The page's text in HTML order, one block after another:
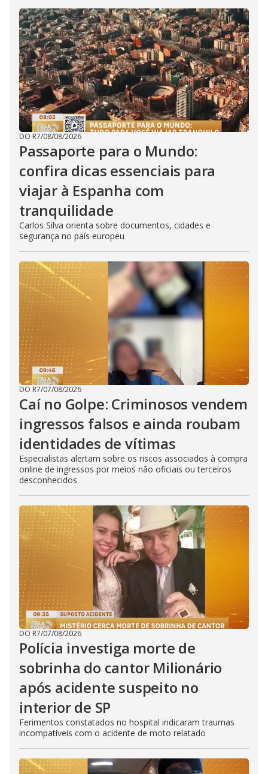
DO R7/08/08/2026
Passaporte para o Mundo:
confira dicas essenciais para
viajar à Espanha com
tranquilidade
Carlos Silva orienta sobre documentos, cidades e
segurança no país europeu
DO R7/07/08/2026
Caí no Golpe: Criminosos vendem
ingressos falsos e ainda roubam
identidades de vítimas
Especialistas alertam sobre os riscos associados à compra
online de ingressos por meios não oficiais ou terceiros
desconhecidos
DO R7/07/08/2026
Polícia investiga morte de
sobrinha do cantor Milionário
após acidente suspeito no
interior de SP
Ferimentos constatados no hospital indicaram traumas
incompatíveis com o acidente de moto relatado